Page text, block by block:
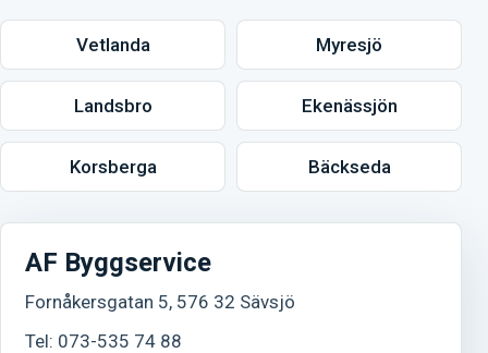
Vetlanda Myresjö
Landsbro Ekenässjön
Korsberga Bäckseda
AF Byggservice
Fornåkersgatan 5, 576 32 Sävsjö
Tel: 073-535 74 88